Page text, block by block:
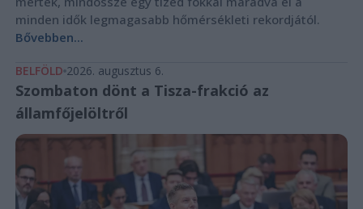
minden idők legmagasabb hőmérsékleti rekordjától.
Bővebben...
BELFÖLD 2026. augusztus 6.
Szombaton dönt a Tisza-frakció az
államfőjelöltről